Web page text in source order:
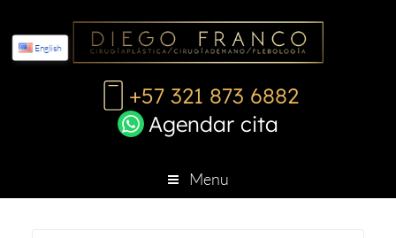
+57 321 873 6882
Agendar cita
English
Menu